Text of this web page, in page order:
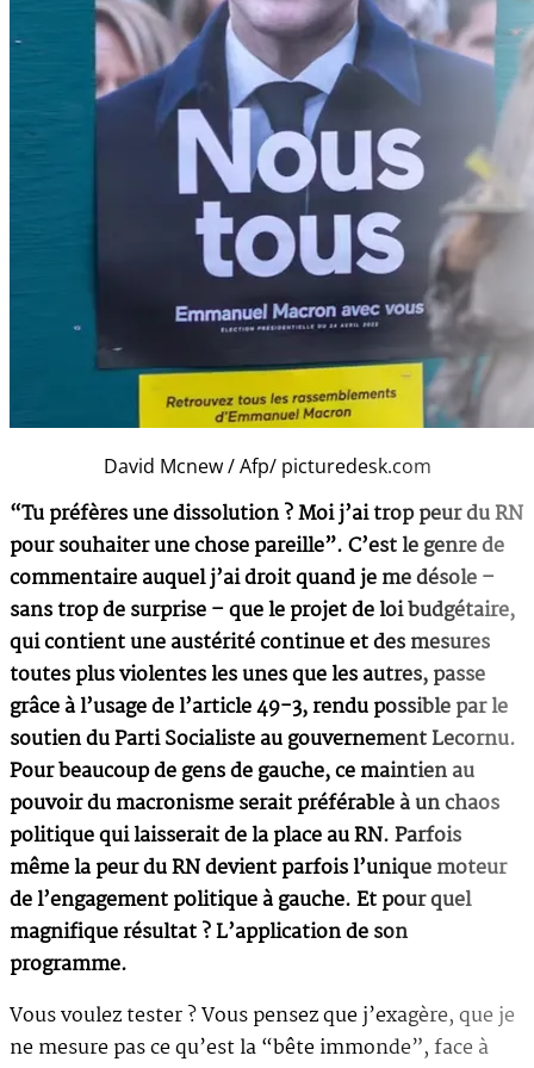
David Mcnew / Afp/ picturedesk.com
“Tu préfères une dissolution ? Moi j’ai trop peur du RN
pour souhaiter une chose pareille”. C’est le genre de
commentaire auquel j’ai droit quand je me désole –
sans trop de surprise – que le projet de loi budgétaire,
qui contient une austérité continue et des mesures
toutes plus violentes les unes que les autres, passe
grâce à l’usage de l’article 49-3, rendu possible par le
soutien du Parti Socialiste au gouvernement Lecornu.
Pour beaucoup de gens de gauche, ce maintien au
pouvoir du macronisme serait préférable à un chaos
politique qui laisserait de la place au RN. Parfois
même la peur du RN devient parfois l’unique moteur
de l’engagement politique à gauche. Et pour quel
magnifique résultat ? L’application de son
programme.
Vous voulez tester ? Vous pensez que j’exagère, que je
ne mesure pas ce qu’est la “bête immonde”, face à